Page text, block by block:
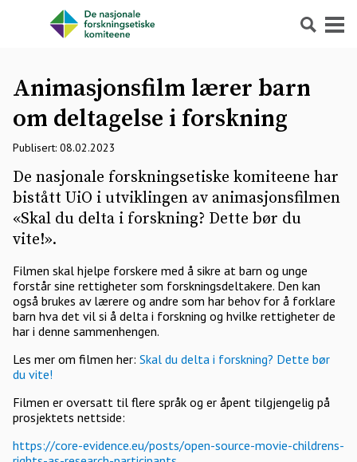
Søk Meny
Animasjonsfilm lærer barn
om deltagelse i forskning
Publisert: 08.02.2023
De nasjonale forskningsetiske komiteene har
bistått UiO i utviklingen av animasjonsfilmen
«Skal du delta i forskning? Dette bør du
vite!».
Filmen skal hjelpe forskere med å sikre at barn og unge
forstår sine rettigheter som forskningsdeltakere. Den kan
også brukes av lærere og andre som har behov for å forklare
barn hva det vil si å delta i forskning og hvilke rettigheter de
har i denne sammenhengen.
Les mer om filmen her: Skal du delta i forskning? Dette bør
du vite!
Filmen er oversatt til flere språk og er åpent tilgjengelig på
prosjektets nettside:
https://core-evidence.eu/posts/open-source-movie-childrens-